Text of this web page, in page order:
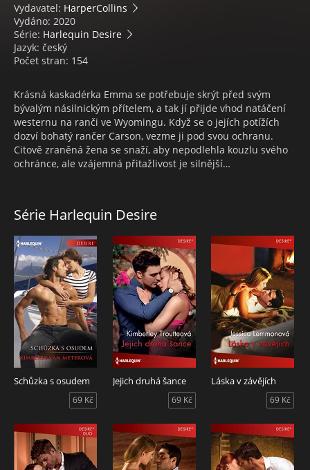
Vydavatel: HarperCollins
Vydáno: 2020
Série: Harlequin Desire
Jazyk: český
Počet stran: 154
Krásná kaskadérka Emma se potřebuje skrýt před svým
bývalým násilnickým přítelem, a tak jí přijde vhod natáčení
westernu na ranči ve Wyomingu. Když se o jejích potížích
dozví bohatý rančer Carson, vezme ji pod svou ochranu.
Citově zraněná žena se snaží, aby nepodlehla kouzlu svého
ochránce, ale vzájemná přitažlivost je silnější…
Série Harlequin Desire
Schůzka s osudem
69 Kč
Jejich druhá šance
69 Kč
Láska v závějích
69 Kč